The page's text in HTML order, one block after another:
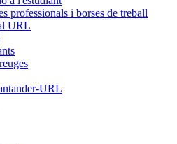
professionals i borses de treball
URL
URL